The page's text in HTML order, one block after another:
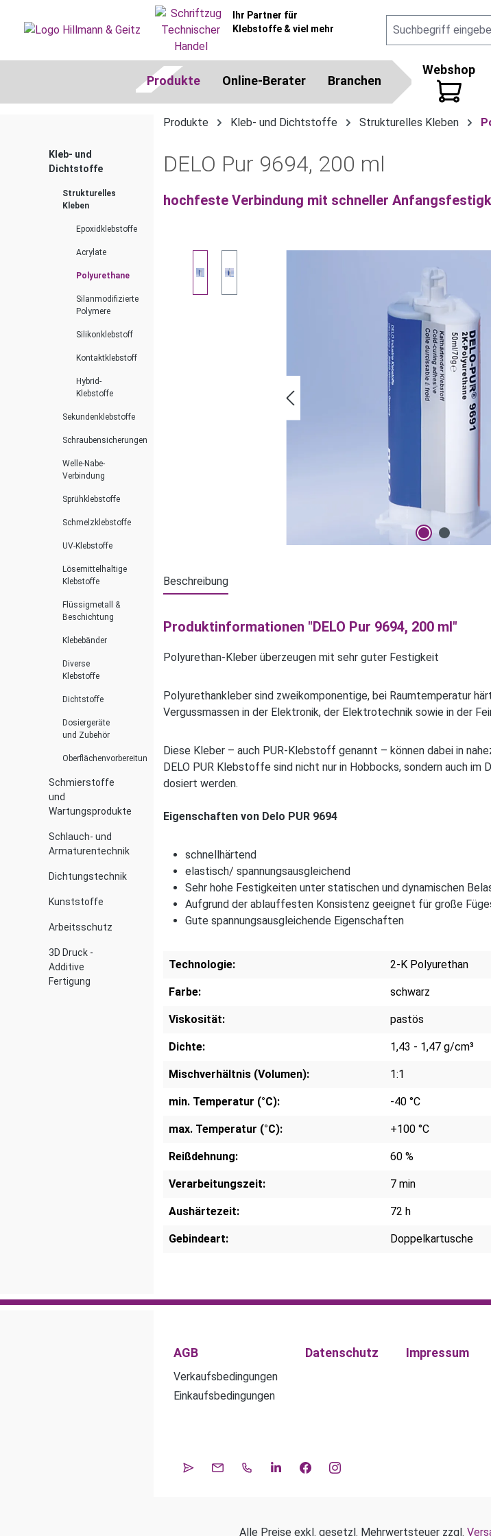
Zur Hauptnavigation springen
Ihr Partner für
Klebstoffe & viel mehr
Produkte Online-Berater Branchen
Webshop
Kleb- und
Dichtstoffe
Strukturelles
Kleben
Epoxidklebstoffe
Acrylate
Polyurethane
Silanmodifizierte
Polymere
Silikonklebstoff
Kontaktklebstoff
Hybrid-
Klebstoffe
Sekundenklebstoffe
Schraubensicherungen
Welle-Nabe-
Verbindung
Sprühklebstoffe
Schmelzklebstoffe
UV-Klebstoffe
Lösemittelhaltige
Klebstoffe
Flüssigmetall &
Beschichtung
Klebebänder
Diverse
Klebstoffe
Dichtstoffe
Dosiergeräte
und Zubehör
Oberflächenvorbereitung
Schmierstoffe
und
Wartungsprodukte
Schlauch- und
Armaturentechnik
Dichtungstechnik
Kunststoffe
Arbeitsschutz
3D Druck -
Additive
Fertigung
Produkte Kleb- und Dichtstoffe Strukturelles Kleben
DELO Pur 9694, 200 ml
hochfeste Verbindung mit schneller
Beschreibung
Produktinformationen "DELO Pur 9694, 200 ml"
Polyurethan-Kleber überzeugen mit sehr guter Festigkeit
Polyurethankleber sind zweikomponentige, bei Raumtemperatur
Vergussmassen in der Elektronik, der Elektrotechnik sowie in der
Diese Kleber – auch PUR-Klebstoff genannt – können dabei in
DELO PUR Klebstoffe sind nicht nur in Hobbocks, sondern auch
dosiert werden.
Eigenschaften von Delo PUR 9694
schnellhärtend
elastisch/ spannungsausgleichend
Sehr hohe Festigkeiten unter statischen und dynamischen
Aufgrund der ablauffesten Konsistenz geeignet für große
Gute spannungsausgleichende Eigenschaften
Technologie: 2-K Polyurethan
Farbe: schwarz
Viskosität: pastös
Dichte: 1,43 - 1,47 g/cm³
Mischverhältnis (Volumen): 1:1
min. Temperatur (°C): -40 °C
max. Temperatur (°C): +100 °C
Reißdehnung: 60 %
Verarbeitungszeit: 7 min
Aushärtezeit: 72 h
Gebindeart: Doppelkartusche
AGB
Verkaufsbedingungen
Einkaufsbedingungen
Datenschutz Impressum
Alle Preise exkl. gesetzl. Mehrwertsteuer zzgl.